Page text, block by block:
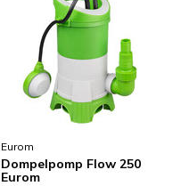
Eurom
Dompelpomp Flow 250
Eurom